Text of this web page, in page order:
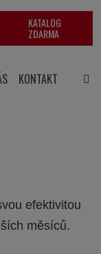
KONTAKT
KATALOG
ZDARMA
efektivitou
měsíců.